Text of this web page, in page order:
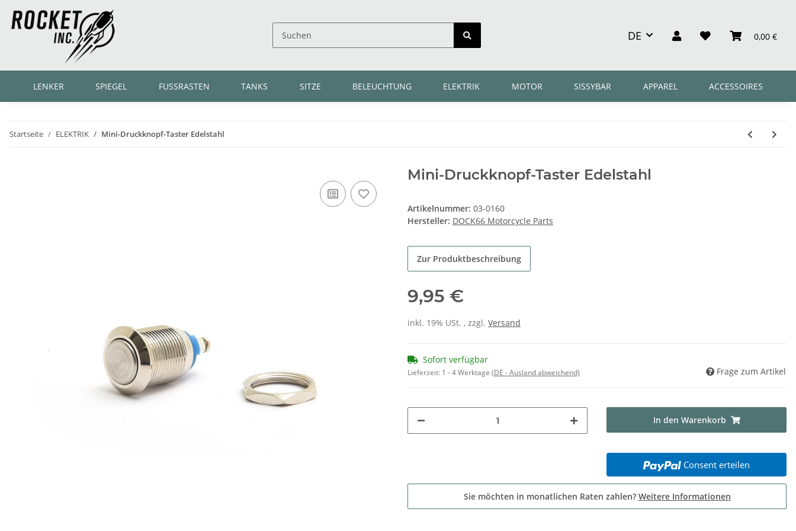
DE 0,00 €
LENKER SPIEGEL FUSSRASTEN TANKS SITZE BELEUCHTUNG ELEKTRIK MOTOR SISSYBAR APPAREL ACCESSOIRES
Startseite ELEKTRIK Mini-Druckknopf-Taster Edelstahl
Mini-Druckknopf-Taster Edelstahl
Artikelnummer: 03-0160
Hersteller: DOCK66 Motorcycle Parts
Zur Produktbeschreibung
9,95 €
inkl. 19% USt. , zzgl. Versand
Sofort verfügbar
Lieferzeit: 1 - 4 Werktage (DE - Ausland abweichend) Frage zum Artikel
In den Warenkorb
Consent erteilen
Sie möchten in monatlichen Raten zahlen? Weitere Informationen